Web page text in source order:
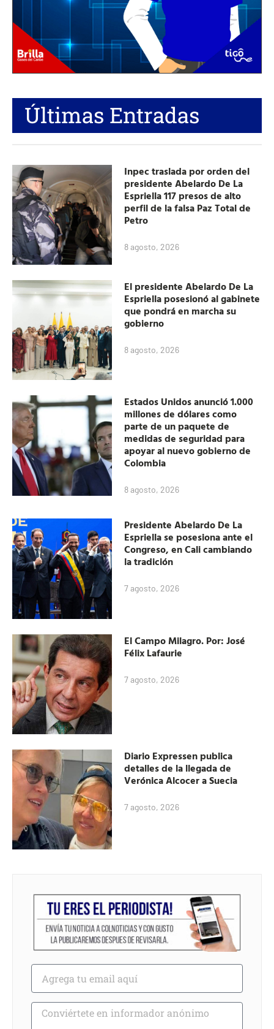
Últimas Entradas
Inpec traslada por orden del
presidente Abelardo De La
Espriella 117 presos de alto
perfil de la falsa Paz Total de
Petro
8 agosto, 2026
El presidente Abelardo De La
Espriella posesionó al gabinete
que pondrá en marcha su
gobierno
8 agosto, 2026
Estados Unidos anunció 1.000
millones de dólares como
parte de un paquete de
medidas de seguridad para
apoyar al nuevo gobierno de
Colombia
8 agosto, 2026
Presidente Abelardo De La
Espriella se posesiona ante el
Congreso, en Cali cambiando
la tradición
7 agosto, 2026
El Campo Milagro. Por: José
Félix Lafaurie
7 agosto, 2026
Diario Expressen publica
detalles de la llegada de
Verónica Alcocer a Suecia
7 agosto, 2026